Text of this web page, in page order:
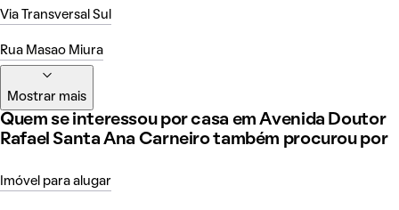
Via Transversal Sul
Rua Masao Miura
Mostrar mais
Quem se interessou por casa em Avenida Doutor
Rafael Santa Ana Carneiro também procurou por
Imóvel para alugar